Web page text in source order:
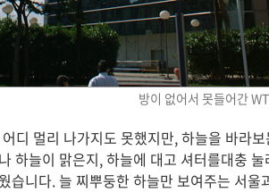
방이 없어서 못들어간
디 멀리 나가지도 못했지만, 하늘을 바라
하늘이 맑은지, 하늘에 대고 셔터를대충
습니다. 늘 찌뿌둥한 하늘만 보여주는 서울